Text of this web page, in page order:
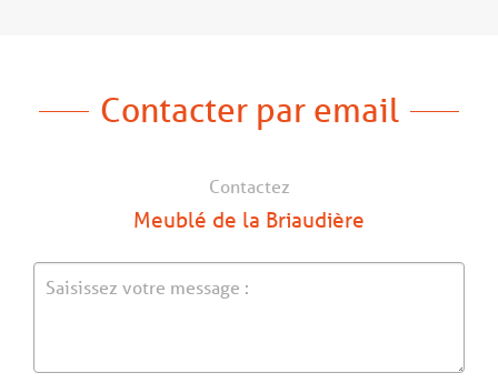
Contacter par email
Contactez
Meublé de la Briaudière